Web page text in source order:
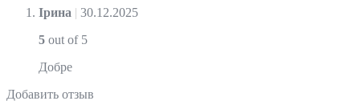
Ірина | 30.12.2025
5 out of 5
Добре
Добавить отзыв